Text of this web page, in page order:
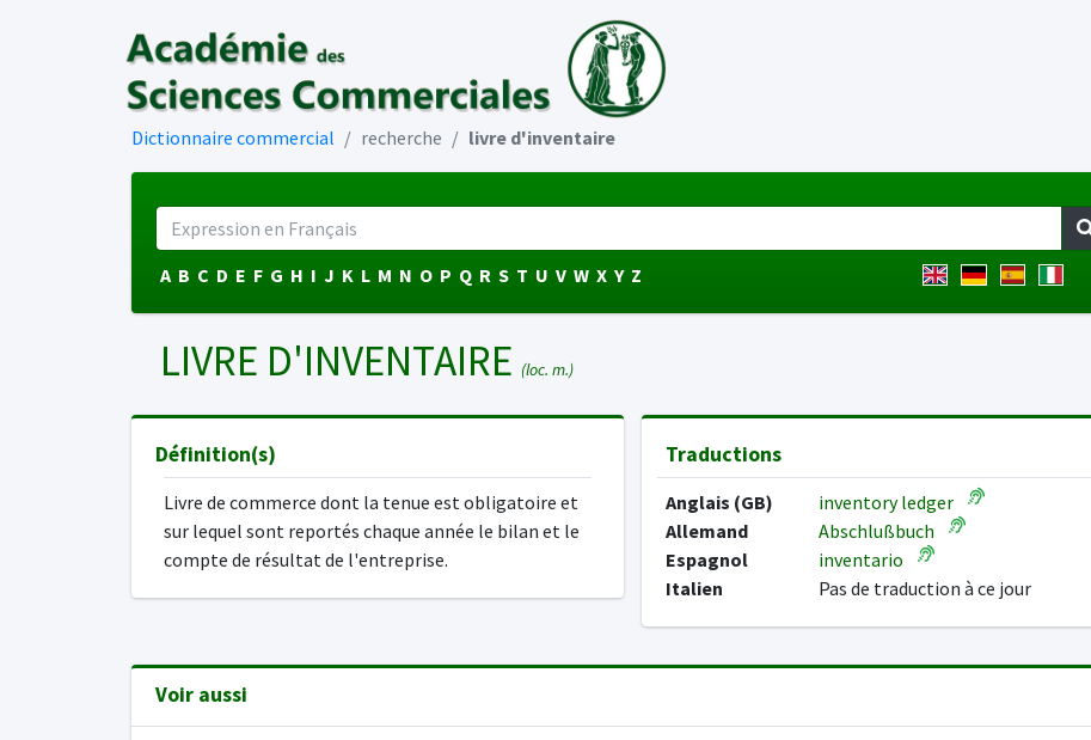
Dictionnaire commercial recherche livre d'inventaire
A B C D E F G H I J K L M N O P Q R S T U V W X Y Z
LIVRE D'INVENTAIRE (loc. m.)
Définition(s)
Livre de commerce dont la tenue est obligatoire et
sur lequel sont reportés chaque année le bilan et le
compte de résultat de l'entreprise.
Traductions
Anglais (GB)
inventory ledger
Allemand
Abschlußbuch
Espagnol
inventario
Italien
Pas de traduction à ce jour
Voir aussi